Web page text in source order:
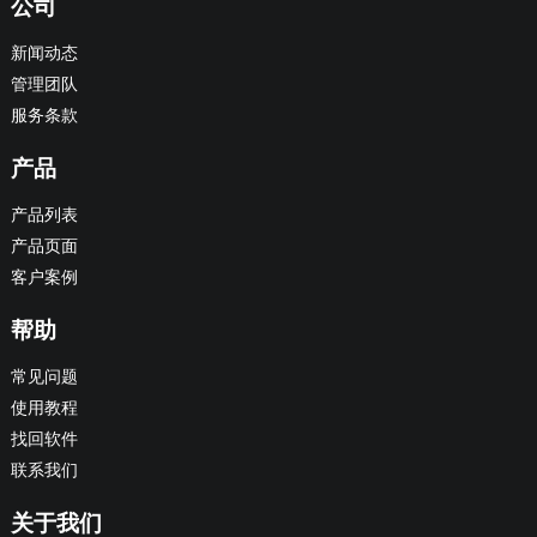
公司
新闻动态
管理团队
服务条款
产品
产品列表
产品页面
客户案例
帮助
常见问题
使用教程
找回软件
联系我们
关于我们